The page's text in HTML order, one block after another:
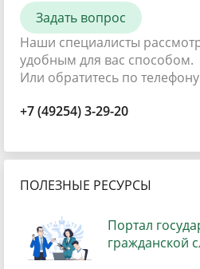
Задать вопрос
Наши специалисты
удобным для вас способом.
Или обратитесь по телефону
+7 (49254) 3-29-20
ПОЛЕЗНЫЕ РЕСУРСЫ
Портал
гражданской